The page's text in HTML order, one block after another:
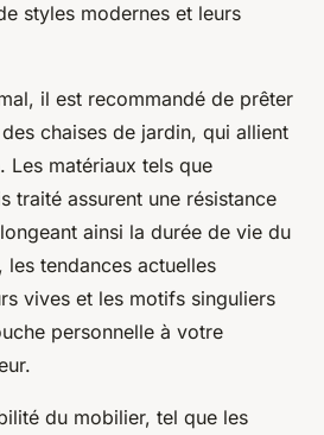
styles modernes et leurs
il est recommandé de prêter
chaises de jardin, qui allient
Les matériaux tels que
traité assurent une résistance
ainsi la durée de vie du
les tendances actuelles
vives et les motifs singuliers
personnelle à votre
du mobilier, tel que les